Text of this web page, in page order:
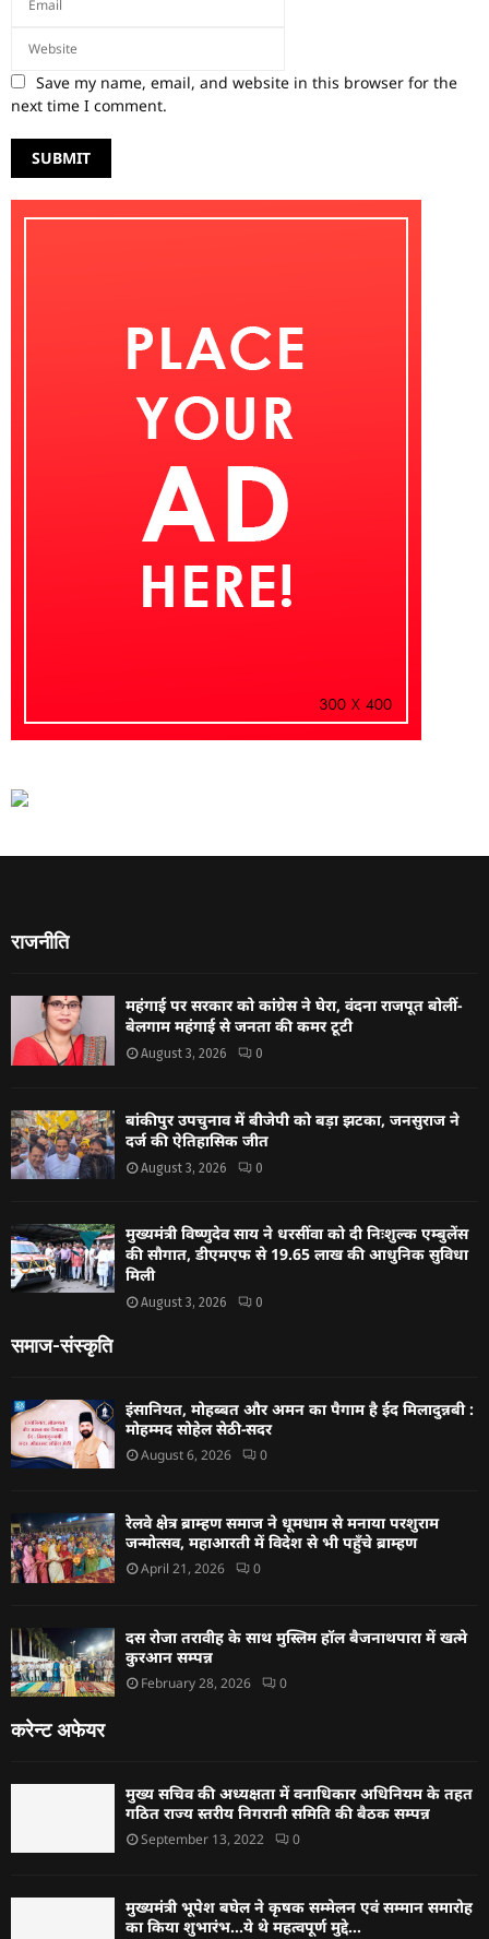
Save my name, email, and website in this browser for the
next time I comment.
राजनीति
महंगाई पर सरकार को कांग्रेस ने घेरा, वंदना राजपूत बोलीं-
बेलगाम महंगाई से जनता की कमर टूटी
August 3, 2026 0
बांकीपुर उपचुनाव में बीजेपी को बड़ा झटका, जनसुराज ने
दर्ज की ऐतिहासिक जीत
August 3, 2026 0
मुख्यमंत्री विष्णुदेव साय ने धरसींवा को दी निःशुल्क एम्बुलेंस
की सौगात, डीएमएफ से 19.65 लाख की आधुनिक सुविधा
मिली
August 3, 2026 0
समाज-संस्कृति
इंसानियत, मोहब्बत और अमन का पैगाम है ईद मिलादुन्नबी :
मोहम्मद सोहेल सेठी-सदर
August 6, 2026 0
रेलवे क्षेत्र ब्राम्हण समाज ने धूमधाम से मनाया परशुराम
जन्मोत्सव, महाआरती में विदेश से भी पहुँचे ब्राम्हण
April 21, 2026 0
दस रोजा तरावीह के साथ मुस्लिम हॉल बैजनाथपारा में खत्मे
कुरआन सम्पन्न
February 28, 2026 0
करेन्ट अफेयर
मुख्य सचिव की अध्यक्षता में वनाधिकार अधिनियम के तहत
गठित राज्य स्तरीय निगरानी समिति की बैठक सम्पन्न
September 13, 2022 0
मुख्यमंत्री भूपेश बघेल ने कृषक सम्मेलन एवं सम्मान समारोह
का किया शुभारंभ…ये थे महत्वपूर्ण मुद्दे…